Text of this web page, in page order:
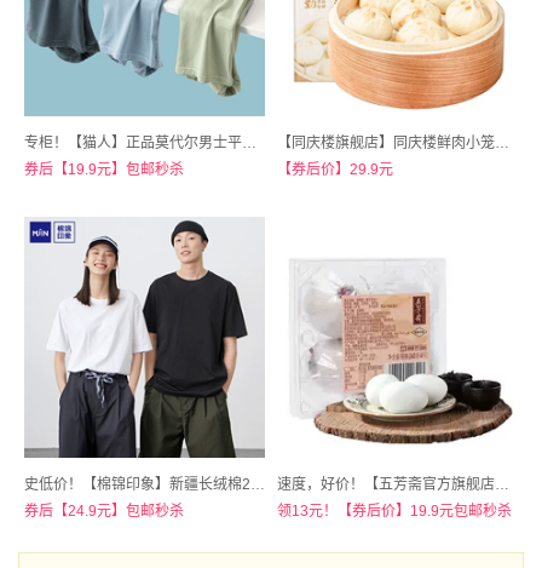
专柜！【猫人】正品莫代尔男士平角裤3条
券后【19.9元】包邮秒杀
【同庆楼旗舰店】同庆楼鲜肉小笼包40只
【券后价】29.9元
史低价！【棉锦印象】新疆长绒棉200G重磅全棉T恤
券后【24.9元】包邮秒杀
速度，好价！【五芳斋官方旗舰店】五芳斋咸鸭蛋盒装70gx12只
领13元！【券后价】19.9元包邮秒杀